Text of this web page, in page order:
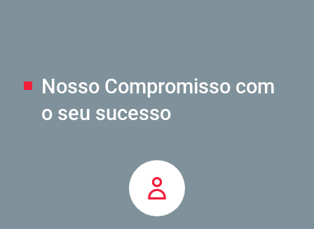
Nosso Compromisso com
o seu sucesso